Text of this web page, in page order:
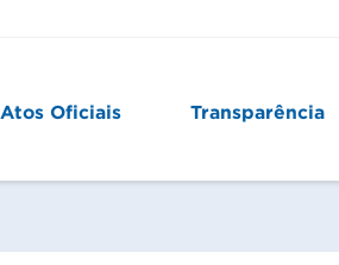
Atos Oficiais Transparência